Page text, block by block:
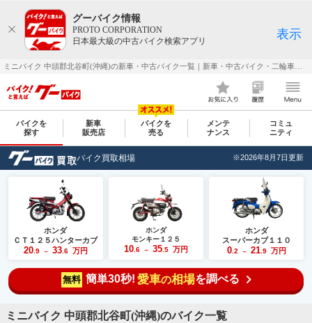
グーバイク情報
PROTO CORPORATION
日本最大級の中古バイク検索アプリ
表示
バイクを
探す
新車
販売店
バイクを
売る
メンテ
ナンス
コミュ
ニティ
バイク買取相場 ※2026年8月7日更新
ホンダ
ＣＴ１２５ハンターカブ
20.9 ～ 33.6 万円
ホンダ
モンキー１２５
10 .6 ～ 35 .5 万円
ホンダ
スーパーカブ１１０
0.2 ～ 21.9 万円
無料 簡単30秒! 愛車の相場を調べる
ミニバイク 中頭郡北谷町(沖縄)のバイク一覧